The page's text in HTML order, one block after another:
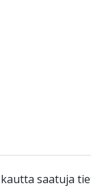
saatuja